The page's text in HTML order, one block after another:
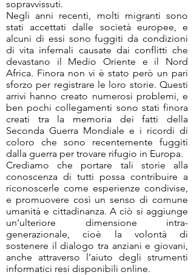
sopravvissuti.
Negli anni recenti, molti migranti sono
stati accettati dalle società europee, e
alcuni di essi sono fuggiti da condizioni
di vita infernali causate dai conflitti che
devastano il Medio Oriente e il Nord
Africa. Finora non vi è stato però un pari
sforzo per registrare le loro storie. Questi
arrivi hanno creato numerosi problemi, e
ben pochi collegamenti sono stati finora
creati tra la memoria dei fatti della
Seconda Guerra Mondiale e i ricordi di
coloro che sono recentemente fuggiti
dalla guerra per trovare rifugio in Europa.
Crediamo che portare tali storie alla
conoscenza di tutti possa contribuire a
riconoscerle come esperienze condivise,
e promuovere così un senso di comune
umanità e cittadinanza. A ciò si aggiunge
un’ulteriore dimensione intra-
generazionale, cioè la volontà di
sostenere il dialogo tra anziani e giovani,
anche attraverso l’aiuto degli strumenti
informatici resi disponibili online.